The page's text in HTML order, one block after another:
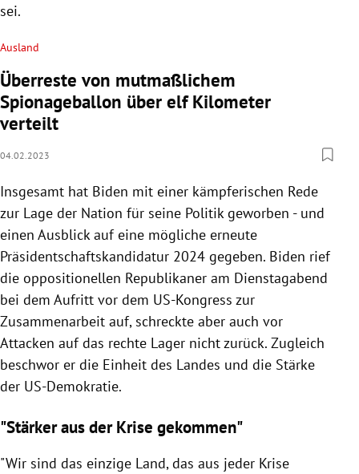
sei.
Ausland
Überreste von mutmaßlichem
Spionageballon über elf Kilometer
verteilt
04.02.2023
Insgesamt hat Biden mit einer kämpferischen Rede
zur Lage der Nation für seine Politik geworben - und
einen Ausblick auf eine mögliche erneute
Präsidentschaftskandidatur 2024 gegeben. Biden rief
die oppositionellen Republikaner am Dienstagabend
bei dem Aufritt vor dem US-Kongress zur
Zusammenarbeit auf, schreckte aber auch vor
Attacken auf das rechte Lager nicht zurück. Zugleich
beschwor er die Einheit des Landes und die Stärke
der US-Demokratie.
"Stärker aus der Krise gekommen"
"Wir sind das einzige Land, das aus jeder Krise